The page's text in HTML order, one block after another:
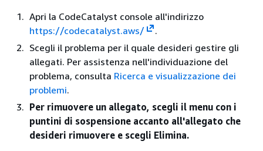
Apri la CodeCatalyst console all'indirizzo
https://codecatalyst.aws/
.
Scegli il problema per il quale desideri gestire gli
allegati. Per assistenza nell'individuazione del
problema, consulta Ricerca e visualizzazione dei
problemi.
Per rimuovere un allegato, scegli il menu con i
puntini di sospensione accanto all'allegato che
desideri rimuovere e scegli Elimina.